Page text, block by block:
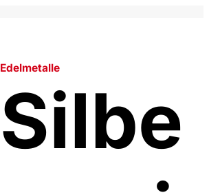
Edelmetalle
Silbe